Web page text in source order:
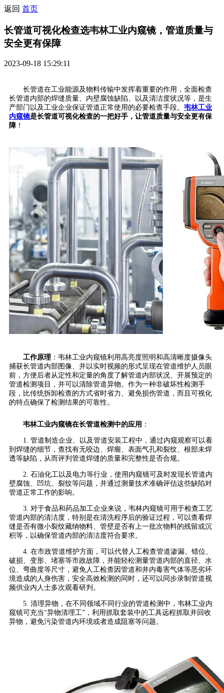
返回 首页
长管道可视化检查选韦林工业内窥镜，管道质量与
安全更有保障
2023-09-18 15:29:11
长管道在工业能源及物料传输中发挥着重要的作用，全面检查
长管道内部的焊缝质量、内壁腐蚀缺陷、以及清洁度状况等，是生
产部门以及工业企业保证管道正常使用的必要检查手段。 韦林工业
内窥镜是长管道可视化检查的一把好手，让管道质量与安全更有保
障 ！
工作原理 ：韦林工业内窥镜利用高亮度照明和高清晰度摄像头
捕获长管道内部图像、并以实时视频的形式呈现在管道维护人员眼
前，方便后者从定性和定量的角度了解管道内部状况、开展预定的
管道检测项目，并可以清除管道异物。作为一种非破坏性检测手
段，比传统拆卸检查的方式省时省力、避免损伤管道，而且可视化
的特点确保了检测结果的可靠性。
韦林工业内窥镜在长管道检测中的应用 ：
1. 管道制造企业、以及管道安装工程中，通过内窥观察可以看
到焊缝的细节，查找有无咬边、焊瘤、表面气孔和裂纹、根部未焊
透等缺陷，从而评判管道焊缝的质量和完整性是否合规。
2. 石油化工以及电力等行业，使用内窥镜可及时发现长管道内
壁腐蚀、凹坑、裂纹等问题，并通过测量技术准确评估这些缺陷对
管道正常工作的影响。
3. 对于食品和药品加工企业来说，韦林内窥镜可用于检查工艺
管道内部的清洁度，特别是在清洗程序后的验证过程，可以查看焊
缝是否有微小裂纹藏纳物料、管壁是否有上一批次物料的残留或沉
积等，以确保管道内部的清洁度符合要求。
4. 在市政管道维护方面，可以代替人工检查管道渗漏、错位、
破损、变形、堵塞等市政故障，并能轻松测量管道内部的直径、水
位、弯曲度等尺寸，避免人工检查因管道和井内毒害气体等恶劣环
境造成的人身伤害，安全高效检测的同时，还可以同步录制管道视
频供业内人士多次观看研判。
5. 清理异物，在不同领域不同行业的管道检测中，韦林工业内
窥镜可充当“异物清理工”，利用抓取套装中的工具远程抓取并回收
异物，避免污染管道内环境或者造成阻塞等问题。